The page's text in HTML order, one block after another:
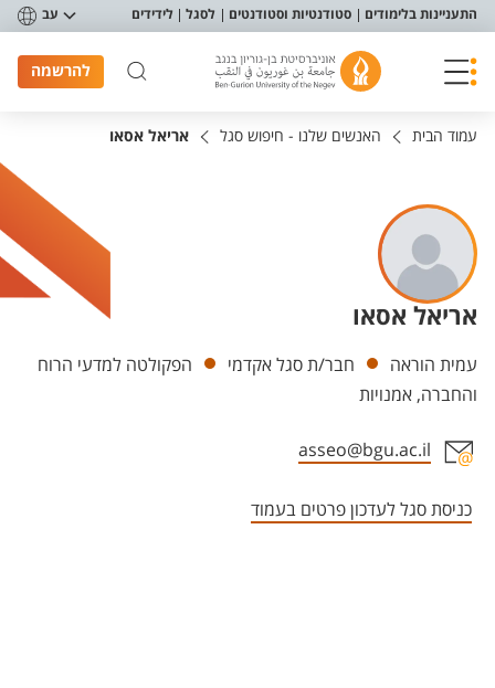
תפריט נגישות
התעניינות בלימודים סטודנטיות וסטודנטים לסגל לידידים עב
להרשמה
עמוד הבית האנשים שלנו - חיפוש סגל אריאל אסאו
אריאל אסאו
יחידות
עמית הוראה חבר/ת סגל אקדמי
הפקולטה למדעי הרוח
והחברה, אמנויות
asseo@bgu.ac.il
כניסת סגל לעדכון פרטים בעמוד